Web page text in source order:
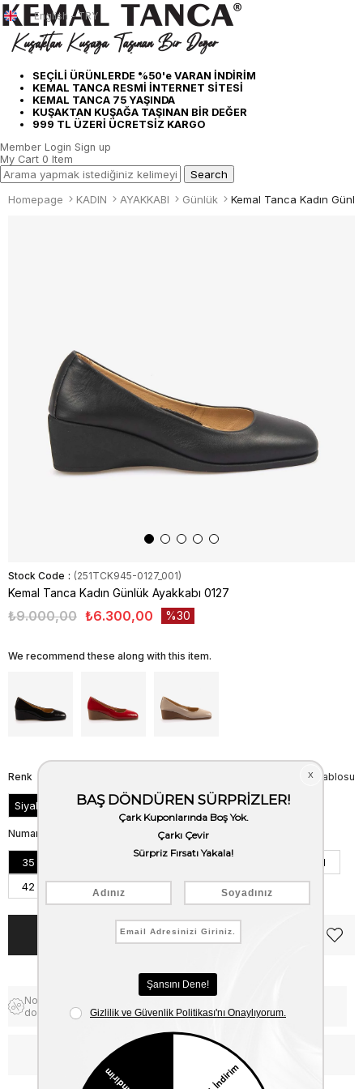
SEÇİLİ ÜRÜNLERDE %50'e VARAN İNDİRİM
KEMAL TANCA RESMİ İNTERNET SİTESİ
KEMAL TANCA 75 YAŞINDA
KUŞAKTAN KUŞAĞA TAŞINAN BİR DEĞER
999 TL ÜZERİ ÜCRETSİZ KARGO
English - TRY
Member Login Sign up
My Cart 0 Item
Homepage KADIN AYAKKABI Günlük Kemal Tanca Kadın
Stock Code (251TCK945-0127_001)
Kemal Tanca Kadın Günlük Ayakkabı 0127
₺9.000,00 ₺6.300,00 30
We recommend these along with this item.
Beden Tablosu
Renk
Siyah
Numara
35
41
42
Notify me when the price goes
down
Free Shipping
WhatsApp’tan Bilgi Al